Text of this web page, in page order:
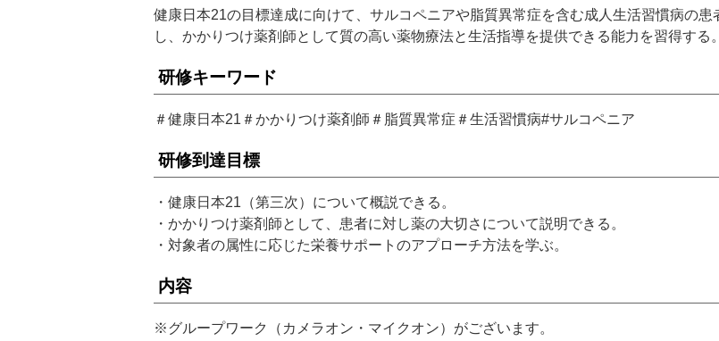
健康日本21の目標達成に向けて、サルコペニアや脂質異常症を含む成人生活習慣病の患
し、かかりつけ薬剤師として質の高い薬物療法と生活指導を提供できる能力を習得する。
研修キーワード
＃健康日本21＃かかりつけ薬剤師＃脂質異常症＃生活習慣病#サルコペニア
研修到達目標
・健康日本21（第三次）について概説できる。
・かかりつけ薬剤師として、患者に対し薬の大切さについて説明できる。
・対象者の属性に応じた栄養サポートのアプローチ方法を学ぶ。
内容
※グループワーク（カメラオン・マイクオン）がございます。